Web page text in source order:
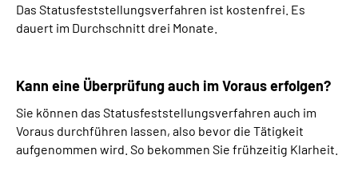
Das Statusfeststellungsverfahren ist kostenfrei. Es
dauert im Durchschnitt drei Monate.
Kann eine Überprüfung auch im Voraus erfolgen?
Sie können das Statusfeststellungsverfahren auch im
Voraus durchführen lassen, also bevor die Tätigkeit
aufgenommen wird. So bekommen Sie frühzeitig Klarheit.